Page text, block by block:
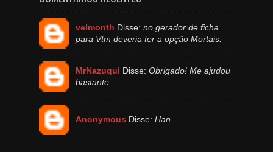
velmonth Disse: no gerador de ficha
para Vtm deveria ter a opção Mortais.
MrNazuqui Disse: Obrigado! Me ajudou
bastante.
Anonymous Disse: Han